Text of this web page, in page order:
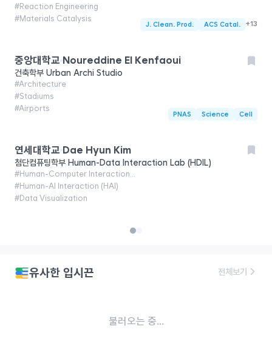
#Reaction Engineering
#Materials Catalysis
J. Clean. Prod. ACS Catal. +13
중앙대학교 Noureddine El Kenfaoui
건축학부 Urban Archi Studio
#Architecture
#Stadiums
#Airports
PNAS Science Cell
연세대학교 Dae Hyun Kim
첨단컴퓨팅학부 Human-Data Interaction Lab (HDIL)
#Human-Computer Interaction (HCI)
#Human-AI Interaction (HAI)
#Data Visualization
유사한 입시끈 전체보기
불러오는 중...